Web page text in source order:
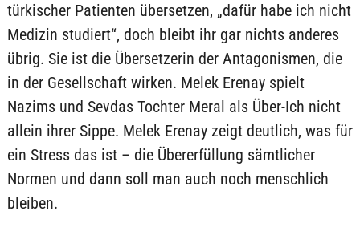
türkischer Patienten übersetzen, „dafür habe ich nicht
Medizin studiert“, doch bleibt ihr gar nichts anderes
übrig. Sie ist die Übersetzerin der Antagonismen, die
in der Gesellschaft wirken. Melek Erenay spielt
Nazims und Sevdas Tochter Meral als Über-Ich nicht
allein ihrer Sippe. Melek Erenay zeigt deutlich, was für
ein Stress das ist – die Übererfüllung sämtlicher
Normen und dann soll man auch noch menschlich
bleiben.